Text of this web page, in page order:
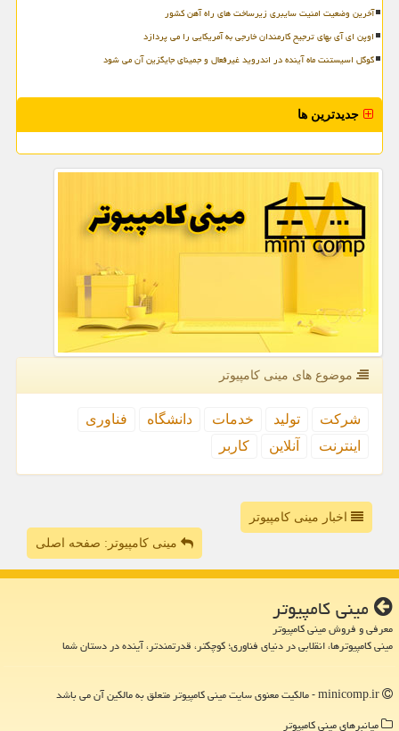
آخرین وضعیت امنیت سایبری زیرساخت های راه آهن کشور
اوپن ای آی بهای ترجیح کارمندان خارجی به آمریکایی را می پردازد
گوگل اسیستنت ماه آینده در اندروید غیرفعال و جمینای جایگزین آن می شود
جدیدترین ها
موضوع های مینی كامپیوتر
شركت تولید خدمات دانشگاه
فناوری
اینترنت
آنلاین كاربر
اخبار مینی کامپیوتر
مینی کامپیوتر: صفحه اصلی
مینی كامپیوتر
معرفی و فروش مینی کامپیوتر
مینی کامپیوترها، انقلابی در دنیای فناوری؛ کوچکتر، قدرتمندتر، آینده در دستان شما
میانبرهای مینی كامپیوتر